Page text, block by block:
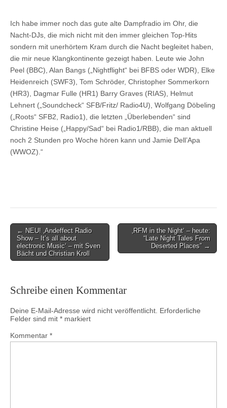
Ich habe immer noch das gute alte Dampfradio im Ohr, die
Nacht-DJs, die mich nicht mit den immer gleichen Top-Hits
sondern mit unerhörtem Kram durch die Nacht begleitet haben,
die mir neue Klangkontinente gezeigt haben. Leute wie John
Peel (BBC), Alan Bangs („Nightflight“ bei BFBS oder WDR), Elke
Heidenreich (SWF3), Tom Schröder, Christopher Sommerkorn
(HR3), Dagmar Fulle (HR1) Barry Graves (RIAS), Helmut
Lehnert („Soundcheck“ SFB/Fritz/ Radio4U), Wolfgang Döbeling
(„Roots“ SFB2, Radio1), die letzten „Überlebenden“ sind
Christine Heise („Happy/Sad“ bei Radio1/RBB), die man aktuell
noch 2 Stunden pro Woche hören kann und Jamie Dell’Apa
(WWOZ).“
Post
navigation
← NEU! ‚Andeffect Radio
Show – It’s all about
electronic Music‘ – mit Sven
Bächt und Christian Kroll
‚RFM in the Night‘ – heute:
“Late Night Tales From
Deserted Places” →
Schreibe einen Kommentar
Deine E-Mail-Adresse wird nicht veröffentlicht. Erforderliche
Felder sind mit * markiert
Kommentar *